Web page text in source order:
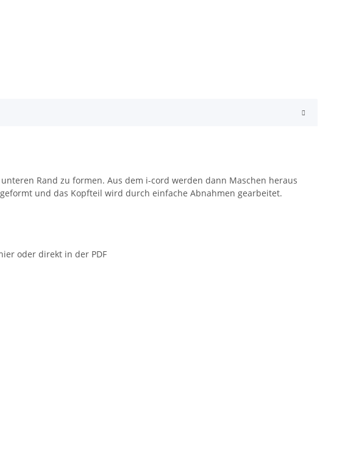
Rand zu formen. Aus dem i-cord werden dann Maschen heraus
und das Kopfteil wird durch einfache Abnahmen gearbeitet.
oder direkt in der PDF